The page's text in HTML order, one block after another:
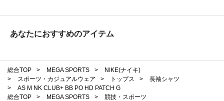
あなたにおすすめのアイテム
総合TOP > MEGA SPORTS >
NIKE(ナイキ)
>
スポーツ・カジュアルウェア > トップス >
長袖シャツ
>
AS M NK CLUB+ BB PO HD PATCH G
総合TOP
> MEGA SPORTS >
競技・スポーツ